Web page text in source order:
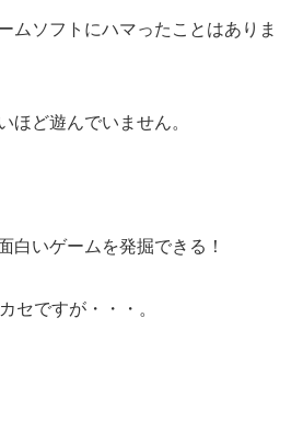
ムソフトにハマったことはありま
ほど遊んでいません。
白いゲームを発掘できる！
セですが・・・。